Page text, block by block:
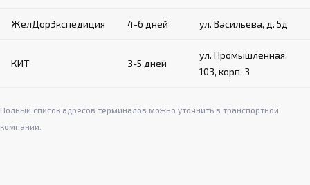
ЖелДорЭкспедиция 4-6 дней ул. Васильева, д. 5д
КИТ 3-5 дней
ул. Промышленная,
103, корп. 3
Полный список адресов терминалов можно уточнить в транспортной
компании.